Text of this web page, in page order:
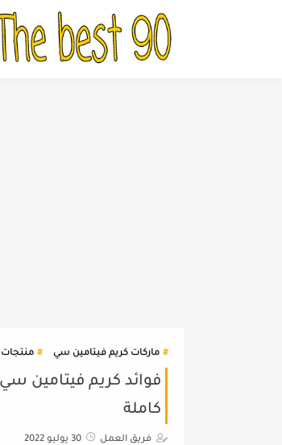
ماركات كريم فيتامين سي منتجات
فوائد كريم فيتامين
كاملة
فريق العمل 30 يوليو 2022